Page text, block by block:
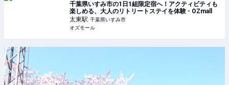
千葉県いすみ市の1日1組限定宿へ！アクティビティも
楽しめる、大人のリトリートステイを体験 - OZmall
太東駅 千葉県いすみ市
オズモール